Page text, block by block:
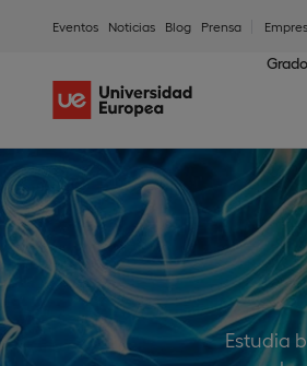
Eventos Noticias Blog Prensa
Estudia